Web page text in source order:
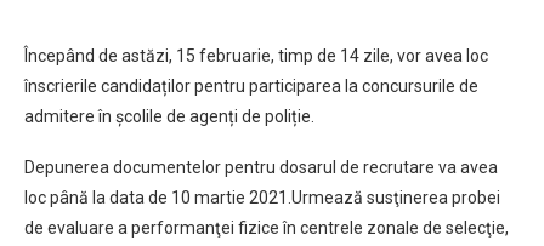
Începând de astăzi, 15 februarie, timp de 14 zile, vor avea loc
înscrierile candidaților pentru participarea la concursurile de
admitere în școlile de agenți de poliție.
Depunerea documentelor pentru dosarul de recrutare va avea
loc până la data de 10 martie 2021.Urmează susţinerea probei
de evaluare a performanţei fizice în centrele zonale de selecţie,